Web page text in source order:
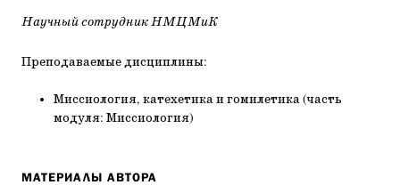
Научный сотрудник НМЦМиК
Преподаваемые дисциплины:
Миссиология, катехетика и гомилетика (часть
модуля: Миссиология)
МАТЕРИАЛЫ АВТОРА